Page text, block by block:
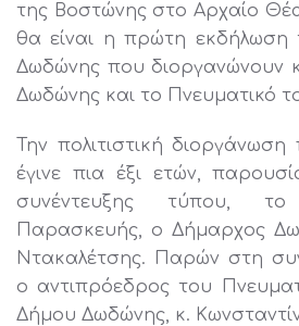
της Βοστώνης στο Αρχαίο
θα είναι η πρώτη εκδήλωση
Δωδώνης που διοργανώνουν
Δωδώνης και το Πνευματικό
Την πολιτιστική
έγινε πια έξι ετών,
συνέντευξης τύπου,
Παρασκευής, ο Δήμαρχος
Ντακαλέτσης. Παρών στη
ο αντιπρόεδρος του
Δήμου Δωδώνης, κ.